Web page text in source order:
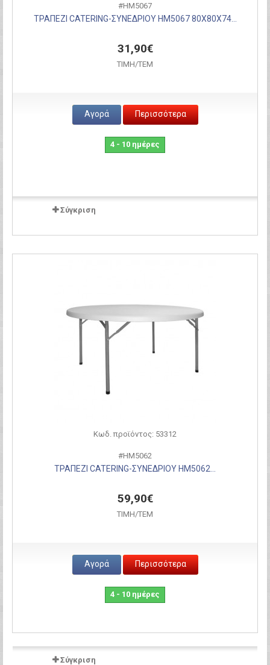
#HM5067
ΤΡΑΠΕΖΙ CATERING-ΣΥΝΕΔΡΙΟΥ HM5067 80Χ80Χ74...
31,90€
ΤΙΜH/ΤΕΜ
Αγορά Περισσότερα
4 - 10 ημέρες
Σύγκριση
Κωδ. προϊόντος: 53312
#HM5062
ΤΡΑΠΕΖΙ CATERING-ΣΥΝΕΔΡΙΟΥ HM5062...
59,90€
ΤΙΜH/ΤΕΜ
Αγορά Περισσότερα
4 - 10 ημέρες
Σύγκριση